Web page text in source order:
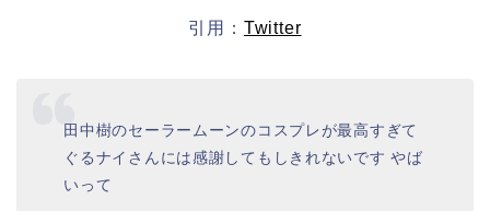
引用： Twitter
田中樹のセーラームーンのコスプレが最高すぎて
ぐるナイさんには感謝してもしきれないです やば
いって